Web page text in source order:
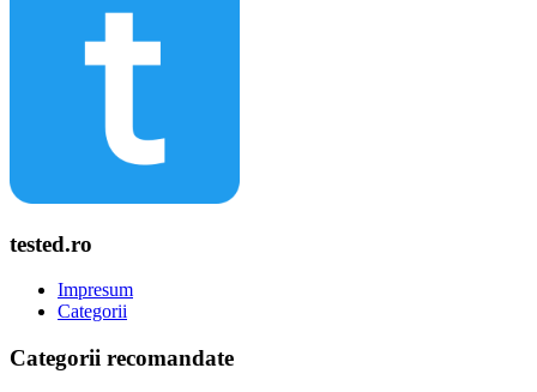
tested.ro
Impresum
Categorii
Categorii recomandate